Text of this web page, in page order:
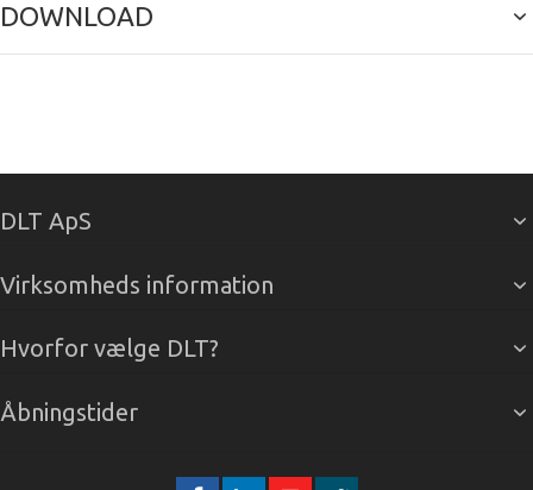
DOWNLOAD
DLT ApS
Virksomheds information
Hvorfor vælge DLT?
Åbningstider